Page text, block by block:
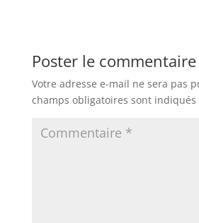
Poster le commentaire
Votre adresse e-mail ne sera pas
champs obligatoires sont indiqués